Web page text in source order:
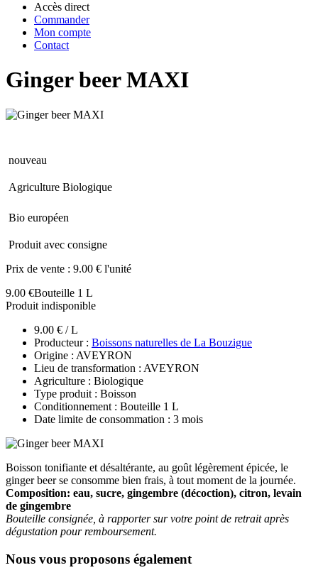
Accès direct
Commander
Mon compte
Contact
Ginger beer MAXI
nouveau
Agriculture Biologique
Bio européen
Produit avec consigne
Prix de vente : 9.00 € l'unité
9.00 €Bouteille 1 L
Produit indisponible
9.00 € / L
Producteur : Boissons naturelles de La Bouzigue
Origine : AVEYRON
Lieu de transformation : AVEYRON
Agriculture : Biologique
Type produit : Boisson
Conditionnement : Bouteille 1 L
Date limite de consommation : 3 mois
Boisson tonifiante et désaltérante, au goût légèrement épicée, le
ginger beer se consomme bien frais, à tout moment de la journée.
Composition: eau, sucre, gingembre (décoction), citron, levain
de gingembre
Bouteille consignée , à rapporter sur votre point de retrait après
dégustation pour remboursement.
Nous vous proposons également